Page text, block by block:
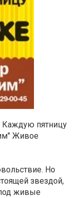
Каждую пятницу
Живое
Но
звездой,
живые